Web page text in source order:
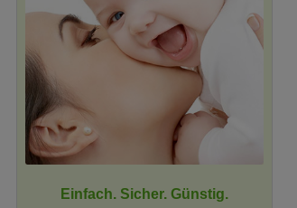
Einfach. Sicher. Günstig.